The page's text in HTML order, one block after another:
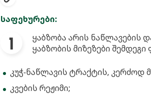
საფეხურები:
ყაბზობა არის ნაწლავების
ყაბზობის მიზეზები
კუჭ-ნაწლავის ტრაქტის, კერძოდ
კვების რეჟიმი;